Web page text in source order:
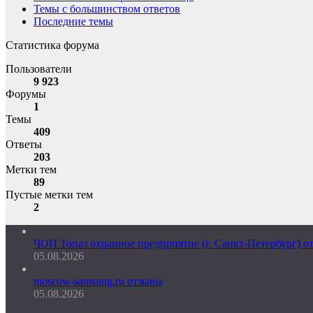
Темы с большинством ответов
Последние темы
Статистика форума
Пользователи
9 923
Форумы
1
Темы
409
Ответы
203
Метки тем
89
Пустые метки тем
2
ЧОП Топаз охранное предприятие (г. Санкт-Петербург)
05.08.2026
moscow-samsung.ru отзывы
05.08.2026